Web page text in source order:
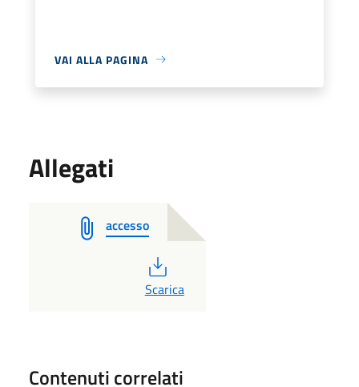
VAI ALLA PAGINA
Allegati
accesso
PDF
Scarica
Contenuti correlati